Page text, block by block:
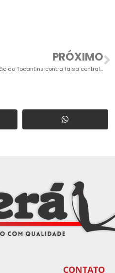
PRÓXIMO
Polícia Civil apoia operação do Tocantins contra falsa central telefônica em Itu
CONTATO